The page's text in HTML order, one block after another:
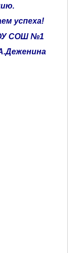
успеха!
СОШ №1